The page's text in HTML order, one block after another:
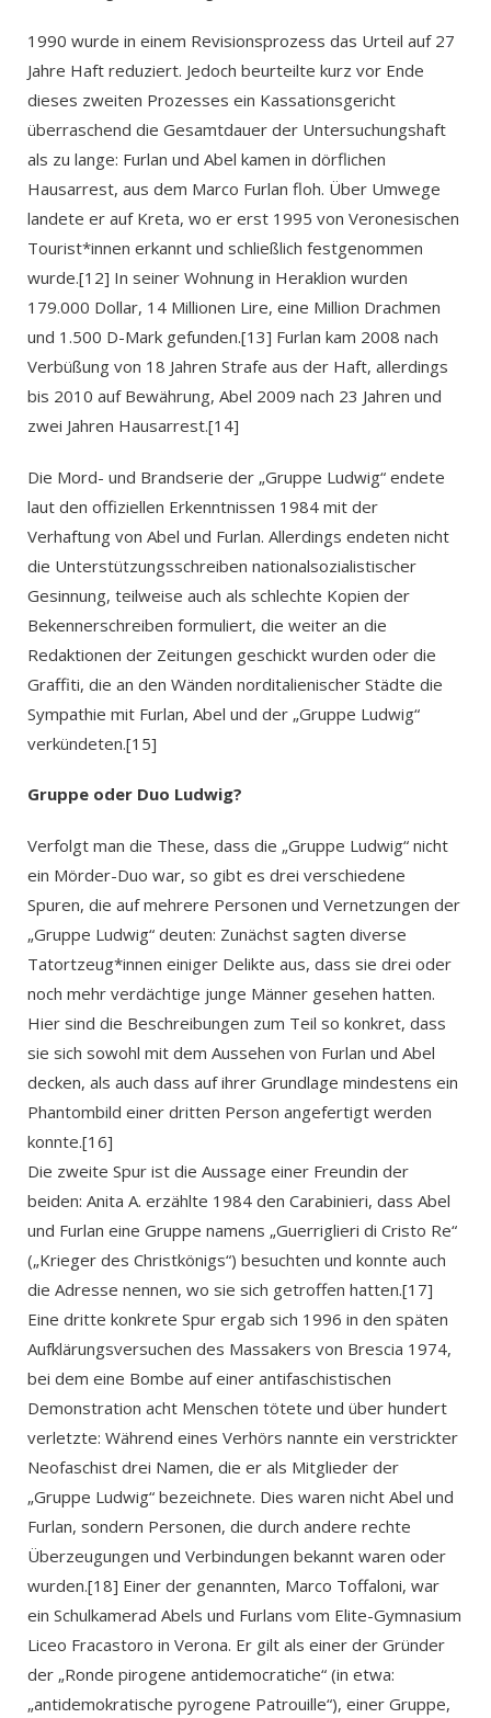
1990 wurde in einem Revisionsprozess das Urteil auf 27
Jahre Haft reduziert. Jedoch beurteilte kurz vor Ende
dieses zweiten Prozesses ein Kassationsgericht
überraschend die Gesamtdauer der Untersuchungshaft
als zu lange: Furlan und Abel kamen in dörflichen
Hausarrest, aus dem Marco Furlan floh. Über Umwege
landete er auf Kreta, wo er erst 1995 von Veronesischen
Tourist*innen erkannt und schließlich festgenommen
wurde.[12] In seiner Wohnung in Heraklion wurden
179.000 Dollar, 14 Millionen Lire, eine Million Drachmen
und 1.500 D-Mark gefunden.[13] Furlan kam 2008 nach
Verbüßung von 18 Jahren Strafe aus der Haft, allerdings
bis 2010 auf Bewährung, Abel 2009 nach 23 Jahren und
zwei Jahren Hausarrest.[14]
Die Mord- und Brandserie der „Gruppe Ludwig“ endete
laut den offiziellen Erkenntnissen 1984 mit der
Verhaftung von Abel und Furlan. Allerdings endeten nicht
die Unterstützungsschreiben nationalsozialistischer
Gesinnung, teilweise auch als schlechte Kopien der
Bekennerschreiben formuliert, die weiter an die
Redaktionen der Zeitungen geschickt wurden oder die
Graffiti, die an den Wänden norditalienischer Städte die
Sympathie mit Furlan, Abel und der „Gruppe Ludwig“
verkündeten.[15]
Gruppe oder Duo Ludwig?
Verfolgt man die These, dass die „Gruppe Ludwig“ nicht
ein Mörder-Duo war, so gibt es drei verschiedene
Spuren, die auf mehrere Personen und Vernetzungen der
„Gruppe Ludwig“ deuten: Zunächst sagten diverse
Tatortzeug*innen einiger Delikte aus, dass sie drei oder
noch mehr verdächtige junge Männer gesehen hatten.
Hier sind die Beschreibungen zum Teil so konkret, dass
sie sich sowohl mit dem Aussehen von Furlan und Abel
decken, als auch dass auf ihrer Grundlage mindestens ein
Phantombild einer dritten Person angefertigt werden
konnte.[16]
Die zweite Spur ist die Aussage einer Freundin der
beiden: Anita A. erzählte 1984 den Carabinieri, dass Abel
und Furlan eine Gruppe namens „Guerriglieri di Cristo Re“
(„Krieger des Christkönigs“) besuchten und konnte auch
die Adresse nennen, wo sie sich getroffen hatten.[17]
Eine dritte konkrete Spur ergab sich 1996 in den späten
Aufklärungsversuchen des Massakers von Brescia 1974,
bei dem eine Bombe auf einer antifaschistischen
Demonstration acht Menschen tötete und über hundert
verletzte: Während eines Verhörs nannte ein verstrickter
Neofaschist drei Namen, die er als Mitglieder der
„Gruppe Ludwig“ bezeichnete. Dies waren nicht Abel und
Furlan, sondern Personen, die durch andere rechte
Überzeugungen und Verbindungen bekannt waren oder
wurden.[18] Einer der genannten, Marco Toffaloni, war
ein Schulkamerad Abels und Furlans vom Elite-Gymnasium
Liceo Fracastoro in Verona. Er gilt als einer der Gründer
der „Ronde pirogene antidemocratiche“ (in etwa:
„antidemokratische pyrogene Patrouille“), einer Gruppe,